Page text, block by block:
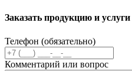
Заказать продукцию и услуги
Телефон (обязательно)
Комментарий или вопрос